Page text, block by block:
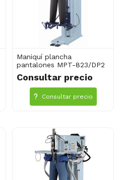
Maniquí plancha
pantalones MPT-823/DP2
Consultar precio
Consultar precio